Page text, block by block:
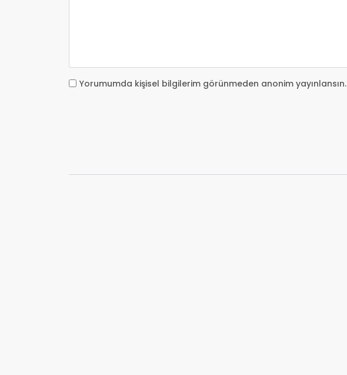
Yorumumda kişisel bilgilerim görünmeden anonim yayınlansın.